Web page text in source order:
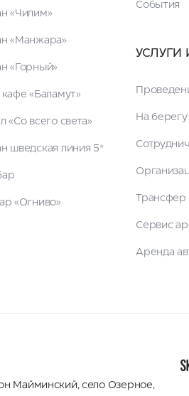
«Чилим»
«Манжара»
«Горный»
кафе «Баламут»
«Со всего света»
шведская линия 5*
«Огниво»
События
УСЛУГИ
На
Трансфер
Сервис
Аренда
Майминский,село Озерное,